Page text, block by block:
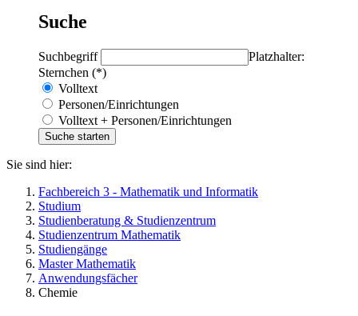
Suche
Suchbegriff
Platzhalter:
Sternchen (*)
Volltext
Personen/Einrichtungen
Volltext + Personen/Einrichtungen
Sie sind hier:
Fachbereich 3 - Mathematik und Informatik
Studium
Studienberatung & Studienzentrum
Studienzentrum Mathematik
Studiengänge
Master Mathematik
Anwendungsfächer
Chemie